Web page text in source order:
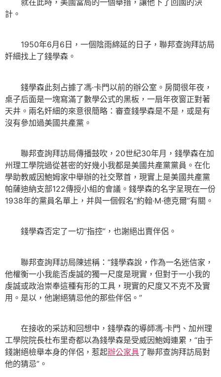
計。
1950年6月6日，一個陰雨綿延的日子，聯邦查詢拜訪局
奸細找上了錢學森。
錢學森此刻占據了馮·卡門以前的辦公室。房間很年夜，
桌子后面是一塊寫滿了數學公式的黑板，一扇年夜窗正對著
天井。兩名奸細的來意很簡略：審查錢學森是不是，或是有
沒有參加過美國共產黨。
聯邦查詢拜訪局傳播鼓吹，20世紀30年月，錢學森在加
州理工學院過從甚密的好幾小我都是美國共產黨黨員。在化
學助教威因鮑姆家中舉辦的社交聚首，現實上是美國共產黨
帕薩迪納支部122傳授小組的會議。錢學森的名字呈現在一份
1938年的黨員名單上，并與一個假名“約翰·M·德克爾”有關。
錢學森否定了一切“指控”，也謝絕出賣伴侶。
聯邦查詢拜訪局陳述稱：“錢學森說，作為一名迷信家，
他權衡一小我能否虔誠的獨一尺度是現實，但對于一小我的
虔誠或政治崇奉這種有形的工具，現實的尺度又不克不及實
用。是以，他謝絕猜忌他的那些伴侶。”
在接收的采訪和回想中，錢學森的導師馮·卡門、加州理
工學院院長杜布里奇都以為錢學森是受威因鮑姆連累，“由于
錢謝絕檢舉本身的伴侶，惹起辦公家具了聯邦查詢拜訪局對
他的猜忌”。